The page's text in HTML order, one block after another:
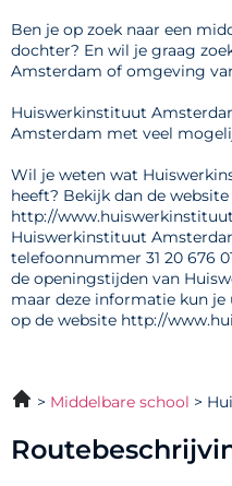
Ben je op zoek naar een
dochter? En wil je graag
Amsterdam of omgeving
Huiswerkinstituut
Amsterdam met veel
Wil je weten wat
heeft? Bekijk dan de website
http://
Huiswerkinstituut
telefoonnummer 31 20 676
de openingstijden van
maar deze informatie kun
op de website http://
Middelbare school